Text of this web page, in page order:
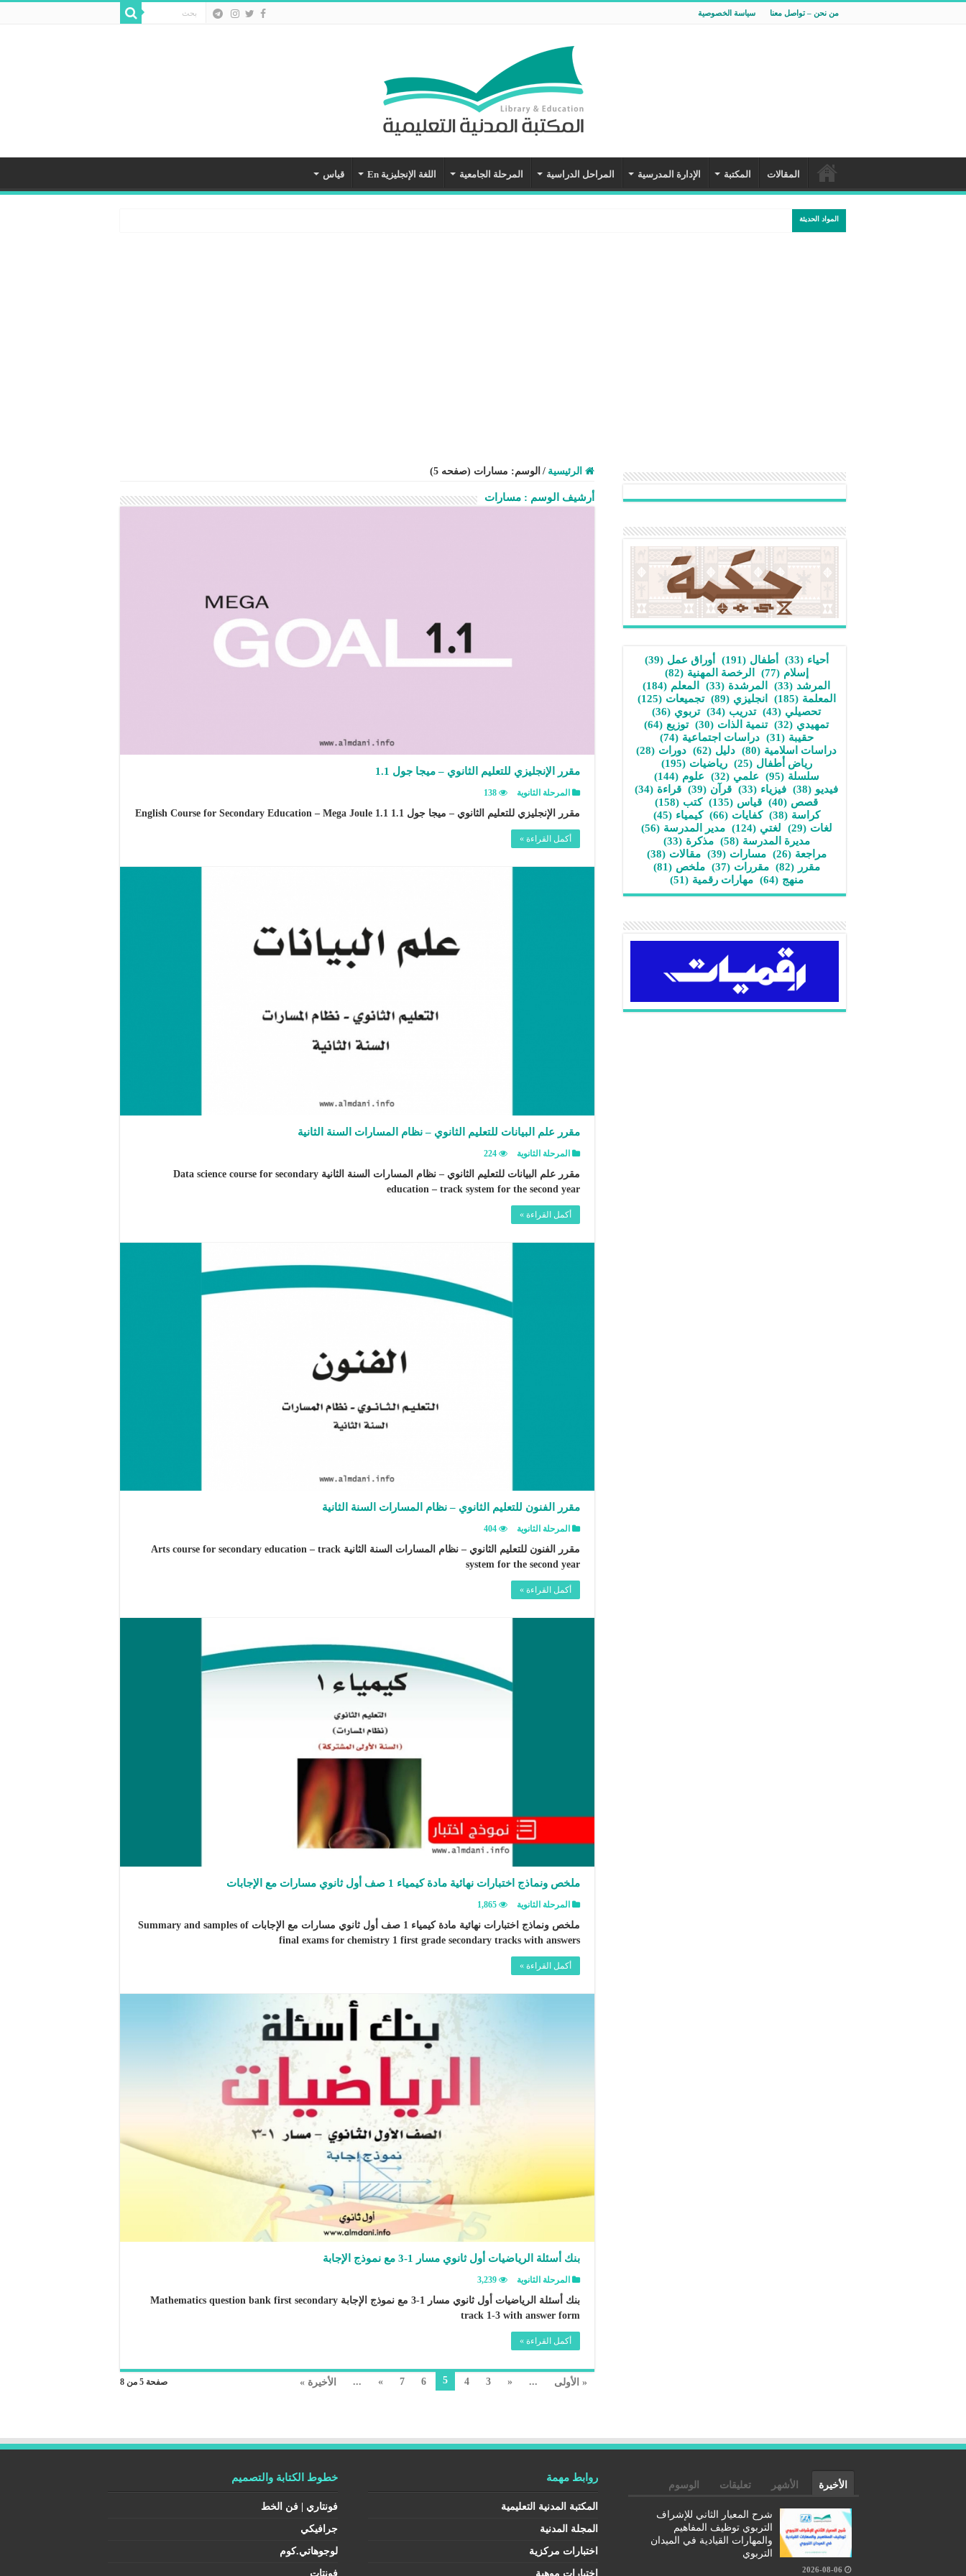
من نحن – تواصل معنا سياسة الخصوصية
المقالات المكتبة الإدارة المدرسية المراحل الدراسية المرحلة الجامعية اللغة الإنجليزية En قياس
المواد الحديثة
الرئيسية / الوسم: مسارات (صفحه 5)
أرشيف الوسم : مسارات
مقرر الإنجليزي للتعليم الثانوي – ميجا جول 1.1
المرحلة الثانوية 138
مقرر الإنجليزي للتعليم الثانوي – ميجا جول 1.1 English Course for Secondary Education – Mega Joule 1.1
أكمل القراءة »
مقرر علم البيانات للتعليم الثانوي – نظام المسارات السنة الثانية
المرحلة الثانوية 224
مقرر علم البيانات للتعليم الثانوي – نظام المسارات السنة الثانية Data science course for secondary
education – track system for the second year
أكمل القراءة »
مقرر الفنون للتعليم الثانوي – نظام المسارات السنة الثانية
المرحلة الثانوية 404
مقرر الفنون للتعليم الثانوي – نظام المسارات السنة الثانية Arts course for secondary education – track
system for the second year
أكمل القراءة »
ملخص ونماذج اختبارات نهائية مادة كيمياء 1 صف أول ثانوي مسارات مع الإجابات
المرحلة الثانوية 1,865
ملخص ونماذج اختبارات نهائية مادة كيمياء 1 صف أول ثانوي مسارات مع الإجابات Summary and samples of
final exams for chemistry 1 first grade secondary tracks with answers
أكمل القراءة »
بنك أسئلة الرياضيات أول ثانوي مسار 1-3 مع نموذج الإجابة
المرحلة الثانوية 3,239
بنك أسئلة الرياضيات أول ثانوي مسار 1-3 مع نموذج الإجابة Mathematics question bank first secondary
track 1-3 with answer form
أكمل القراءة »
صفحة 5 من 8 « الأولى ...
«
3
4
5
6
7
»
... الأخيرة »
أحياء (33) أطفال (191) أوراق عمل (39)
إسلام (77) الرخصة المهنية (82)
المرشد (33) المرشدة (33) المعلم (184)
المعلمة (185) انجليزي (89) تجميعات (125)
تحصيلي (43) تدريب (34) تربوي (36)
تمهيدي (32) تنمية الذات (30) توزيع (64)
حقيبة (31) دراسات اجتماعية (74)
دراسات اسلامية (80) دليل (62) دورات (28)
رياض أطفال (25) رياضيات (195)
سلسلة (95) علمي (32) علوم (144)
فيديو (38) فيزياء (33) قرآن (39) قراءة (34)
قصص (40) قياس (135) كتب (158)
كراسة (38) كفايات (66) كيمياء (45)
لغات (29) لغتي (124) مدير المدرسة (56)
مديرة المدرسة (58) مذكرة (33)
مراجعة (26) مسارات (39) مقالات (38)
مقرر (82) مقررات (37) ملخص (81)
منهج (64) مهارات رقمية (51)
الأخيرة الأشهر تعليقات الوسوم
شرح المعيار الثاني للإشراف
التربوي توظيف المفاهيم
والمهارات القيادية في الميدان
التربوي
2026-08-06
روابط مهمة
المكتبة المدنية التعليمية
المجلة المدنية
اختبارات مركزية
اختبارات موهبة
خطوط الكتابة والتصميم
فونتاري | فن الخط
جرافيكي
لوجوهاتي.كوم
فونتات